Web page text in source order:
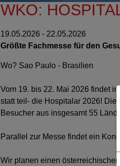
WKO:
19.05.2026 - 22.05.2026
Größte Fachmesse für den
Wo? Sao Paulo - Brasilien
Vom 19. bis 22. Mai 2026 findet
statt teil- die Hospitalar 2026!
Besucher aus insgesamt 55
Parallel zur Messe findet ein
Wir planen einen